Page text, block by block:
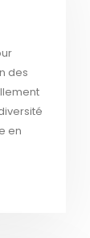
des
en